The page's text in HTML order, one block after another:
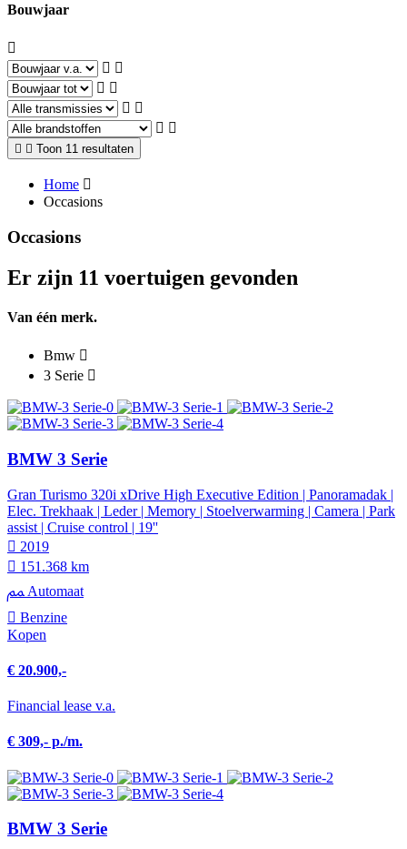
Bouwjaar
Toon 11 resultaten
Home
Occasions
Occasions
Er zijn 11 voertuigen gevonden
Van één merk.
Bmw
3 Serie
BMW 3 Serie
Gran Turismo 320i xDrive High Executive Edition | Panoramadak |
Elec. Trekhaak | Leder | Memory | Stoelverwarming | Camera | Park
assist | Cruise control | 19''
2019
151.368 km
Automaat
Benzine
Kopen
€ 20.900,-
Financial lease v.a.
€ 309,- p./m.
BMW 3 Serie